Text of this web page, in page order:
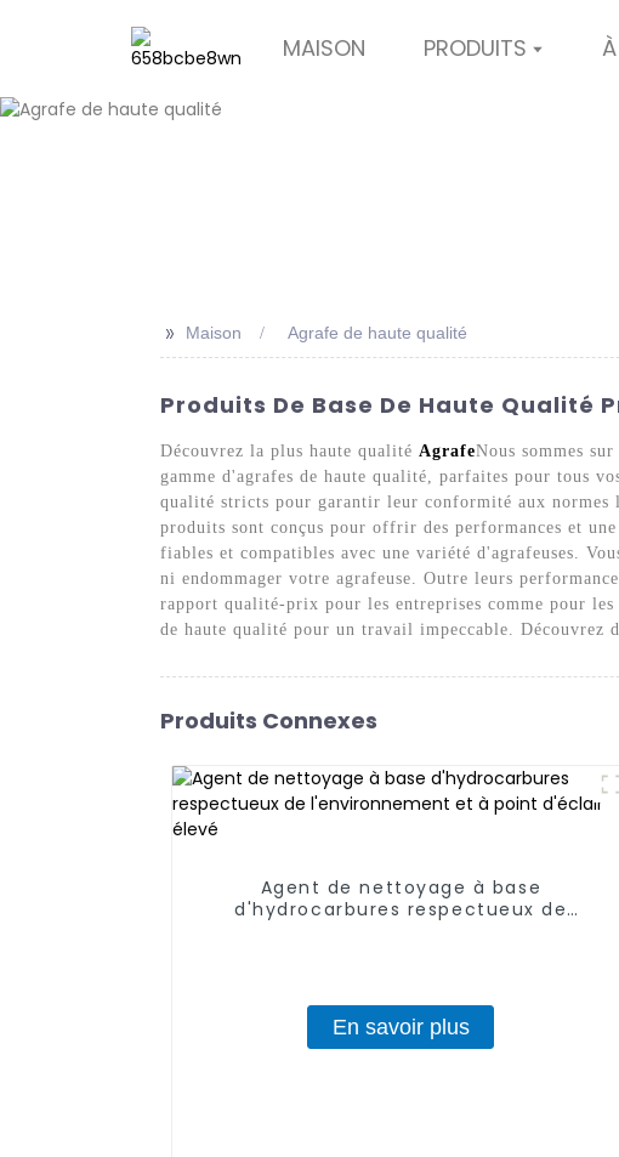
MAISON PRODUITS
>> Maison Agrafe de haute qualité
Produits De Base De Haute Qualité
Découvrez la plus haute qualité AgrafeNous sommes
gamme d'agrafes de haute qualité, parfaites pour tous
qualité stricts pour garantir leur conformité aux normes
produits sont conçus pour offrir des performances et
fiables et compatibles avec une variété d'agrafeuses.
ni endommager votre agrafeuse. Outre leurs
rapport qualité-prix pour les entreprises comme pour
de haute qualité pour un travail impeccable. Découvrez
Produits Connexes
Agent de nettoyage à base
d'hydrocarbures respectueux de
En savoir plus